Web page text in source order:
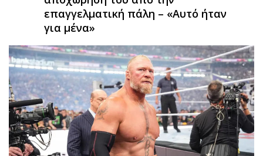
επαγγελματική πάλη – «Αυτό ήταν
για μένα»